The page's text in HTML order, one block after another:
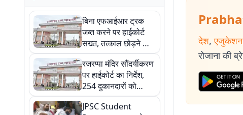
बिना एफआईआर ट्रक
जब्त करने पर हाईकोर्ट
सख्त, तत्काल छोड़ने और
50 हजार रुपये मुआवजा
देने का आदेश
रजरप्पा मंदिर सौंदर्यीकरण
पर हाईकोर्ट का निर्देश,
254 दुकानदारों को
तत्काल दुकान आवंटित
करने को कहा
JPSC Student
देश, एजुकेशन
रोजाना की